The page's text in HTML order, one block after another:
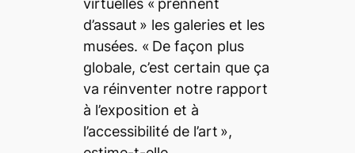
virtuelles « prennent
d’assaut » les galeries et les
musées. « De façon plus
globale, c’est certain que ça
va réinventer notre rapport
à l’exposition et à
l’accessibilité de l’art »,